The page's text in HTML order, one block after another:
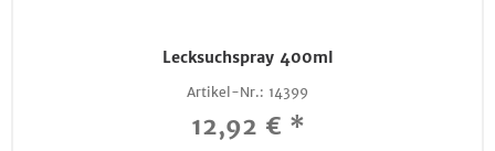
Lecksuchspray 400ml
Artikel-Nr.: 14399
12,92 € *